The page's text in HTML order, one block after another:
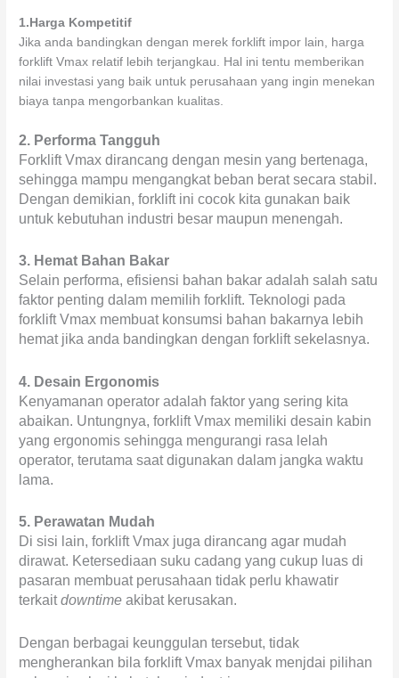
1.Harga Kompetitif
Jika anda bandingkan dengan merek forklift impor lain, harga
forklift Vmax relatif lebih terjangkau. Hal ini tentu memberikan
nilai investasi yang baik untuk perusahaan yang ingin menekan
biaya tanpa mengorbankan kualitas.
2. Performa Tangguh
Forklift Vmax dirancang dengan mesin yang bertenaga,
sehingga mampu mengangkat beban berat secara stabil.
Dengan demikian, forklift ini cocok kita gunakan baik
untuk kebutuhan industri besar maupun menengah.
3. Hemat Bahan Bakar
Selain performa, efisiensi bahan bakar adalah salah satu
faktor penting dalam memilih forklift. Teknologi pada
forklift Vmax membuat konsumsi bahan bakarnya lebih
hemat jika anda bandingkan dengan forklift sekelasnya.
4. Desain Ergonomis
Kenyamanan operator adalah faktor yang sering kita
abaikan. Untungnya, forklift Vmax memiliki desain kabin
yang ergonomis sehingga mengurangi rasa lelah
operator, terutama saat digunakan dalam jangka waktu
lama.
5. Perawatan Mudah
Di sisi lain, forklift Vmax juga dirancang agar mudah
dirawat. Ketersediaan suku cadang yang cukup luas di
pasaran membuat perusahaan tidak perlu khawatir
terkaitdowntime akibat kerusakan.
Dengan berbagai keunggulan tersebut, tidak
mengherankan bila forklift Vmax banyak menjdai pilihan